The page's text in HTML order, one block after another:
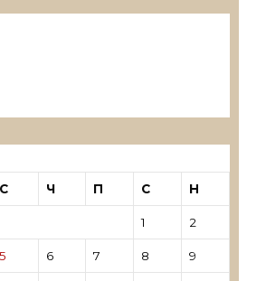
С Ч П С Н
1 2
5 6 7 8 9